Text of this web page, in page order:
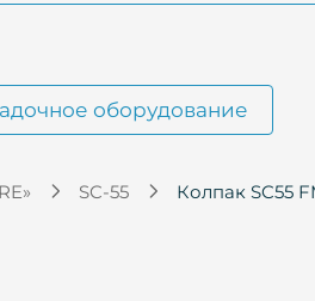
оборудование
SC-55 Колпак SC55